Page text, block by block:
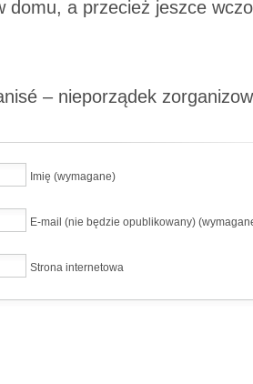
domu, a przecież jeszce
– nieporządek
Imię (wymagane)
E-mail (nie będzie opublikowany)
Strona internetowa